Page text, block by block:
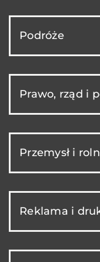
Podróże
Prawo, rząd i
Przemysł i
Reklama i